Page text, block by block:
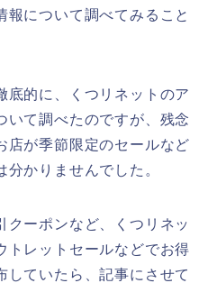
報について調べてみること
底的に、くつリネットのア
いて調べたのですが、残念
店が季節限定のセールなど
かりませんでした。
クーポンなど、くつリネッ
トレットセールなどでお得
していたら、記事にさせて